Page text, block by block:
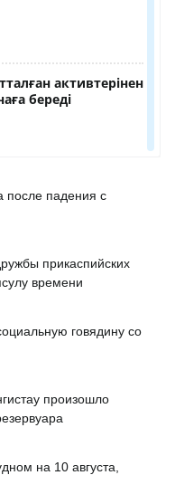
после падения с
прикаспийских
времени
говядину со
произошло
на 10 августа,